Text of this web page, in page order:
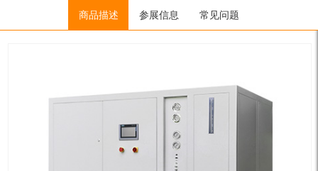
低温冷冻机（低温流体）/螺杆冷水机组/ LG4-100W
商品描述 参展信息 常见问题